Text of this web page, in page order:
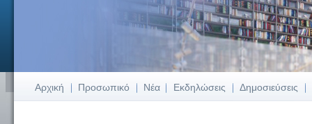
Αρχική Προσωπικό Νέα Εκδηλώσεις Δημοσιεύσεις